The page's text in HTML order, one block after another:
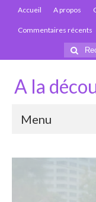
Accueil A propos
Commentaires récents
:
A la
Menu